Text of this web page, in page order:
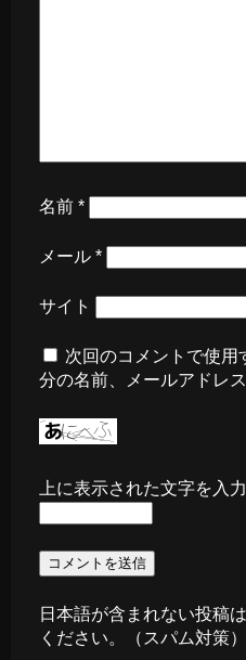
名前 *
メール *
サイト
次回のコメントで使用
分の名前、メールアドレ
上に表示された文字を入
日本語が含まれない投稿
ください。（スパム対策）